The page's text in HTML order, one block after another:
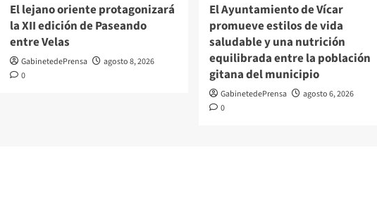
El lejano oriente protagonizará
la XII edición de Paseando
entre Velas
GabinetedePrensa
agosto 8, 2026
0
El Ayuntamiento de Vícar
promueve estilos de vida
saludable y una nutrición
equilibrada entre la población
gitana del municipio
GabinetedePrensa
agosto 6, 2026
0